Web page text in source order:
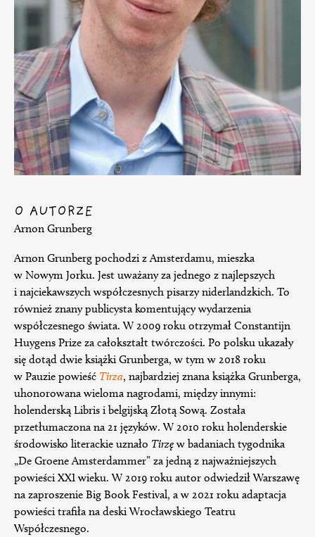
O AUTORZE
Arnon Grunberg
Arnon Grunberg pochodzi z Amsterdamu, mieszka
w Nowym Jorku. Jest uważany za jednego z najlepszych
i najciekawszych współczesnych pisarzy niderlandzkich. To
również znany publicysta komentujący wydarzenia
współczesnego świata. W 2009 roku otrzymał Constantijn
Huygens Prize za całokształt twórczości. Po polsku ukazały
się dotąd dwie książki Grunberga, w tym w 2018 roku
w Pauzie powieść Tirza, najbardziej znana książka Grunberga,
uhonorowana wieloma nagrodami, między innymi:
holenderską Libris i belgijską Złotą Sową. Została
przetłumaczona na 21 języków. W 2010 roku holenderskie
środowisko literackie uznało Tirzę w badaniach tygodnika
„De Groene Amsterdammer” za jedną z najważniejszych
powieści XXI wieku. W 2019 roku autor odwiedził Warszawę
na zaproszenie Big Book Festival, a w 2021 roku adaptacja
powieści trafiła na deski Wrocławskiego Teatru
Współczesnego.